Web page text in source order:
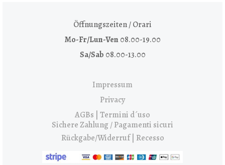
Öffnungszeiten / Orari
Mo-Fr/Lun-Ven 08.00-19.00
Sa/Sab 08.00-13.00
Impressum
Privacy
AGBs | Termini d´uso
Sichere Zahlung / Pagamenti sicuri
Rückgabe/Widerruf | Recesso